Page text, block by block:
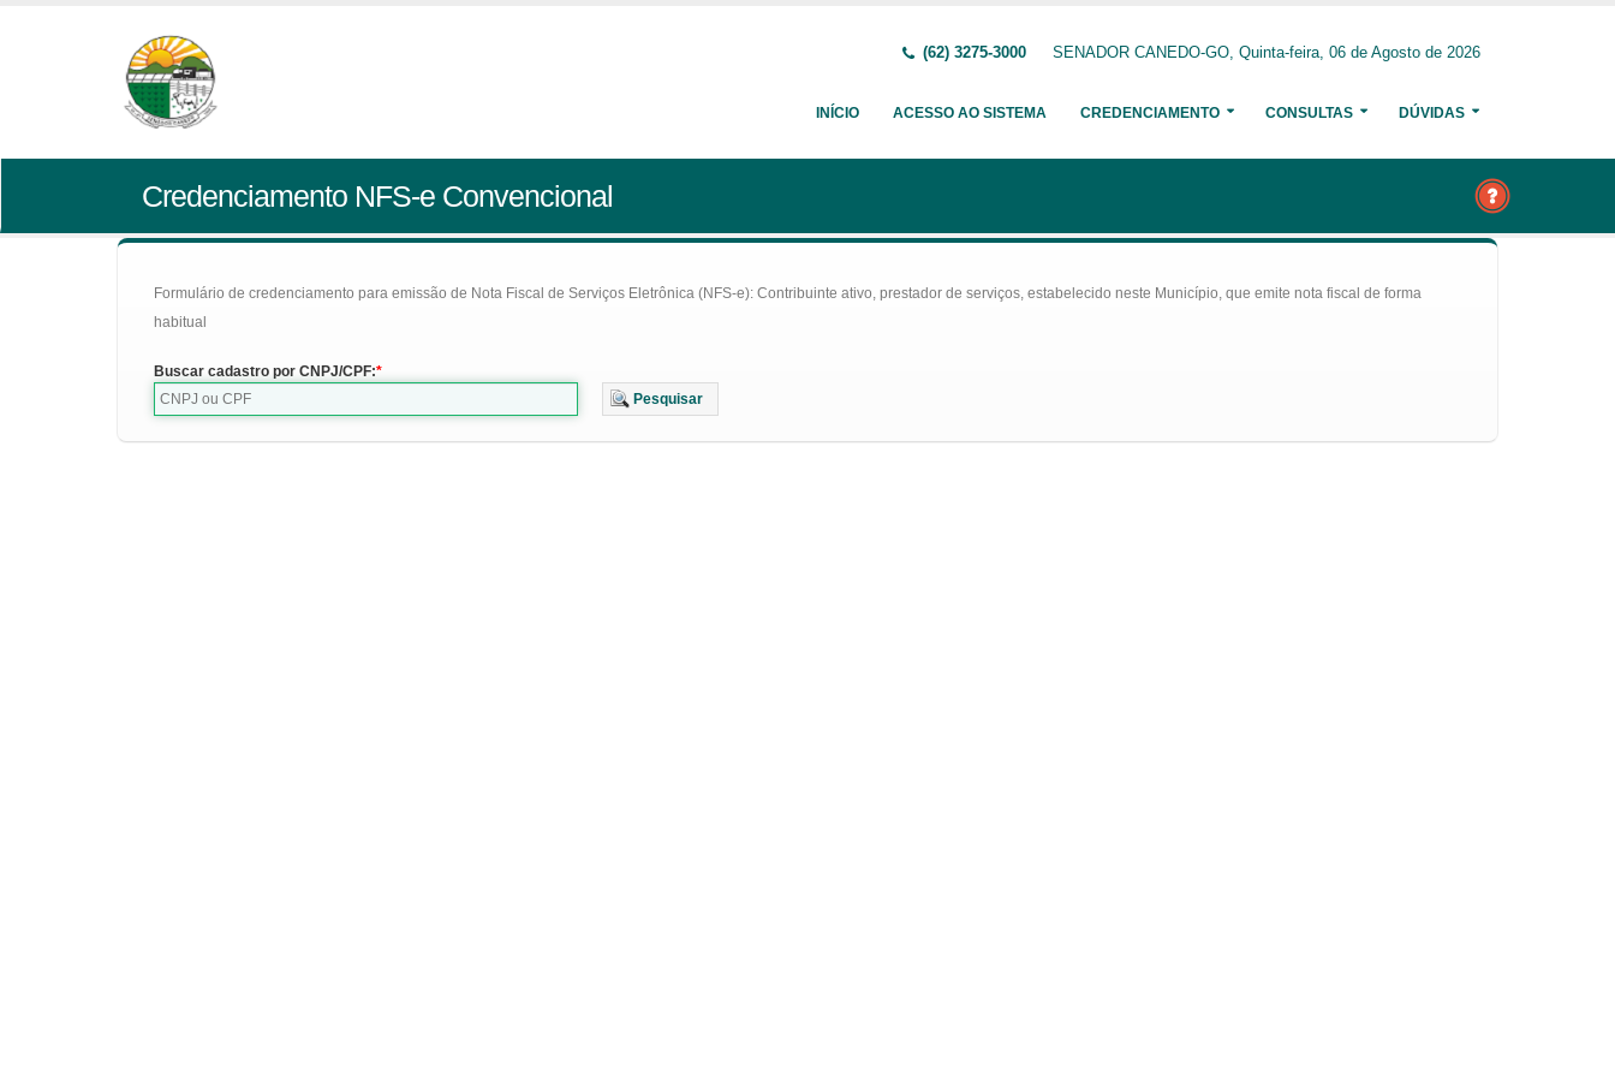
(62) 3275-3000 SENADOR CANEDO-GO, Quinta-feira, 06 de Agosto de 2026
INÍCIO ACESSO AO SISTEMA CREDENCIAMENTO CONSULTAS DÚVIDAS
Credenciamento NFS-e Convencional
Formulário de credenciamento para emissão de Nota Fiscal de Serviços Eletrônica (NFS-e): Contribuinte ativo, prestador de serviços, estabelecido neste Município, que emite nota fiscal de forma
habitual
Buscar cadastro por CNPJ/CPF:
Pesquisar